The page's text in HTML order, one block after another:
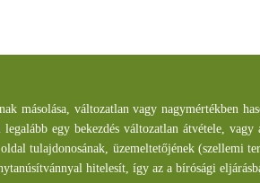
másolása, változatlan vagy nagymértékben
egy bekezdés változatlan átvétele,
tulajdonosának, üzemeltetőjének (szellemi
hitelesít, így az a bírósági